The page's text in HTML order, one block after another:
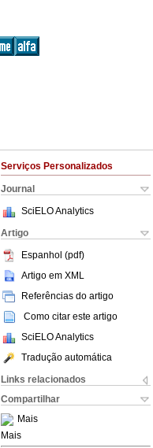
Serviços Personalizados
Journal
SciELO Analytics
Artigo
Espanhol (pdf)
Artigo em XML
Referências do artigo
Como citar este artigo
SciELO Analytics
Tradução automática
Links relacionados
Compartilhar
Mais
Mais